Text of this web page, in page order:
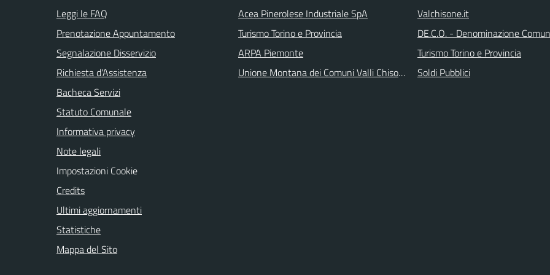
Leggi le FAQ
Prenotazione Appuntamento
Segnalazione Disservizio
Richiesta d'Assistenza
Bacheca Servizi
Statuto Comunale
Informativa privacy
Note legali
Impostazioni Cookie
Credits
Ultimi aggiornamenti
Statistiche
Mappa del Sito
Acea Pinerolese Industriale SpA
Turismo Torino e Provincia
ARPA Piemonte
Unione Montana dei Comuni Valli Chisone e Germanasca
Valchisone.it
DE.C.O. - Denominazione
Turismo Torino e Provincia
Soldi Pubblici